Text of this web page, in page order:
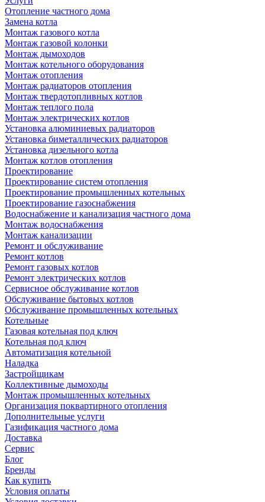
Отопление частного дома
Замена котла
Монтаж газового котла
Монтаж газовой колонки
Монтаж дымоходов
Монтаж котельного оборудования
Монтаж отопления
Монтаж радиаторов отопления
Монтаж твердотопливных котлов
Монтаж теплого пола
Монтаж электрических котлов
Установка алюминиевых радиаторов
Установка биметаллических радиаторов
Установка дизельного котла
Монтаж котлов отопления
Проектирование
Проектирование систем отопления
Проектирование промышленных котельных
Проектирование газоснабжения
Водоснабжение и канализация частного дома
Монтаж водоснабжения
Монтаж канализации
Ремонт и обслуживание
Ремонт котлов
Ремонт газовых котлов
Ремонт электрических котлов
Сервисное обслуживание котлов
Обслуживание бытовых котлов
Обслуживание промышленных котельных
Котельные
Газовая котельная под ключ
Котельная под ключ
Автоматизация котельной
Наладка
Застройщикам
Коллективные дымоходы
Монтаж промышленных котельных
Организация поквартирного отопления
Дополнительные услуги
Газификация частного дома
Доставка
Сервис
Блог
Бренды
Как купить
Условия оплаты